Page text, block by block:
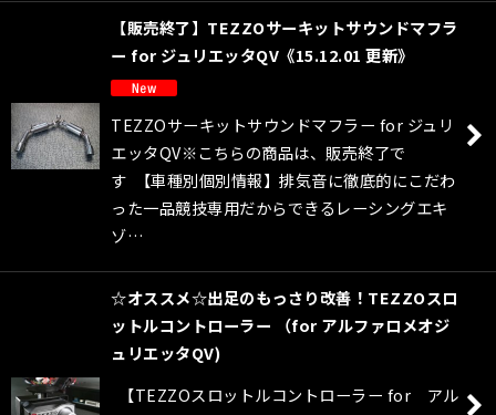
【販売終了】TEZZOサーキットサウンドマフラ
ー for ジュリエッタQV《15.12.01 更新》
TEZZOサーキットサウンドマフラー for ジュリ
エッタQV※こちらの商品は、販売終了で
す 【車種別個別情報】排気音に徹底的にこだわ
った一品競技専用だからできるレーシングエキ
ゾ…
☆オススメ☆出足のもっさり改善！TEZZOスロ
ットルコントローラー （for アルファロメオジ
ュリエッタQV)
【TEZZOスロットルコントローラー for アル